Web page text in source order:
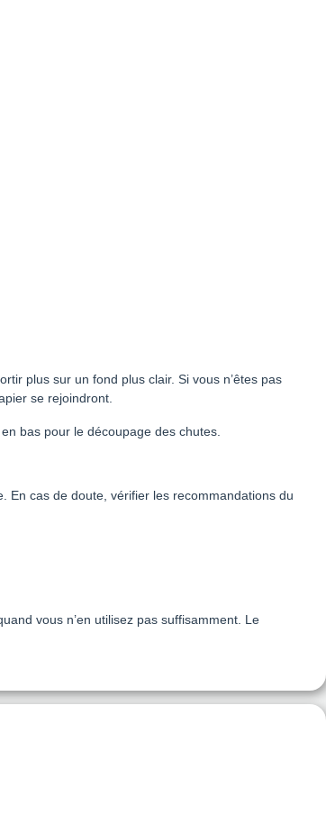
plus sur un fond plus clair. Si vous n’êtes pas
se rejoindront.
bas pour le découpage des chutes.
En cas de doute, vérifier les recommandations du
vous n’en utilisez pas suffisamment. Le